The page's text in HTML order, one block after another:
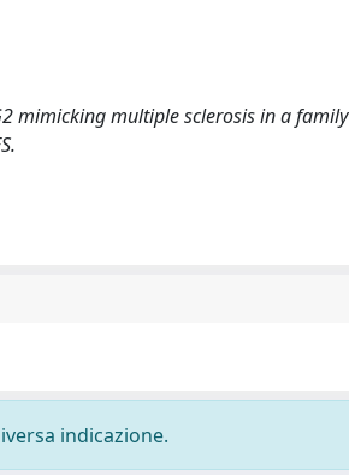
mimicking multiple sclerosis in a family
indicazione.